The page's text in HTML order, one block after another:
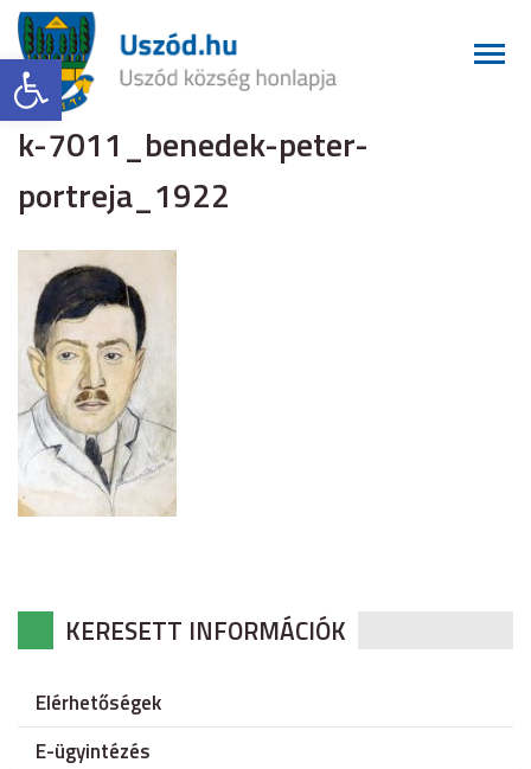
Eszköztár megnyitása
k-7011_benedek-peter-
portreja_1922
KERESETT INFORMÁCIÓK
Elérhetőségek
E-ügyintézés